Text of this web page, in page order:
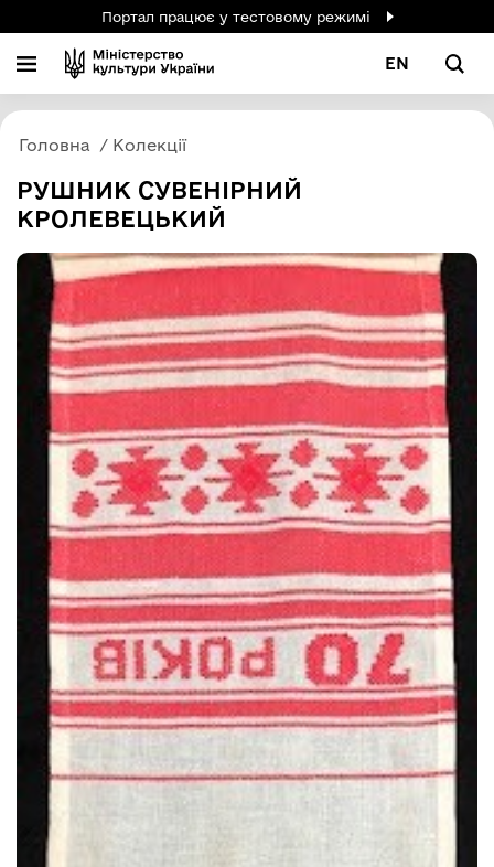
Портал працює у тестовому режимі
EN
Головна Колекції
РУШНИК СУВЕНІРНИЙ
КРОЛЕВЕЦЬКИЙ